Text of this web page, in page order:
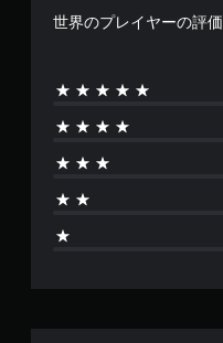
世界のプレイヤーの評価